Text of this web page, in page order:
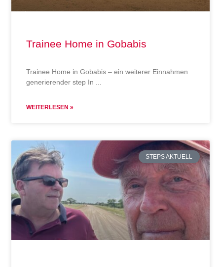
Trainee Home in Gobabis
Trainee Home in Gobabis – ein weiterer Einnahmen
generierender step In
WEITERLESEN »
STEPS AKTUELL